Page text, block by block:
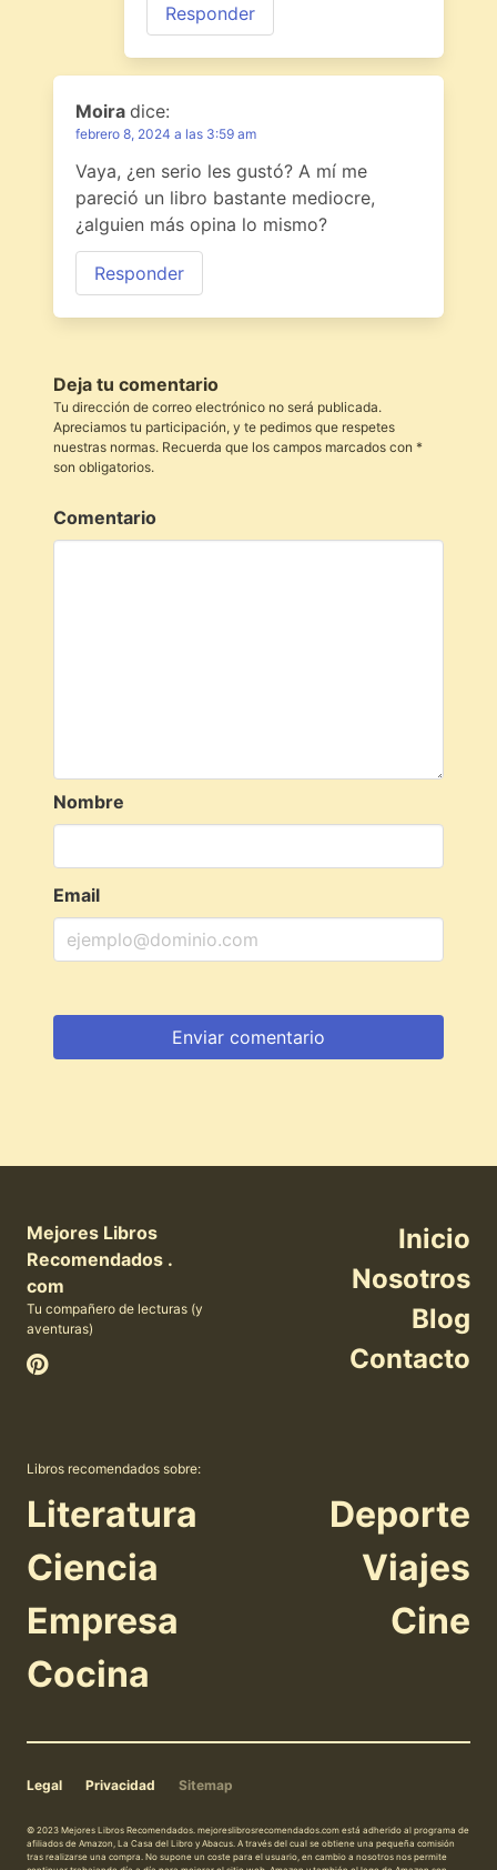
Responder
Moira dice:
febrero 8, 2024 a las 3:59 am
Vaya, ¿en serio les gustó? A mí me
pareció un libro bastante mediocre,
¿alguien más opina lo mismo?
Responder
Deja tu comentario
Tu dirección de correo electrónico no será publicada.
Apreciamos tu participación, y te pedimos que respetes
nuestras normas. Recuerda que los campos marcados con *
son obligatorios.
Comentario
Nombre
Email
Mejores Libros
Recomendados .
com
Tu compañero de lecturas (y
aventuras)
Inicio
Nosotros
Blog
Contacto
Libros recomendados sobre:
Literatura
Ciencia
Empresa
Cocina
Deporte
Viajes
Cine
Legal Privacidad Sitemap
© 2023 Mejores Libros Recomendados. mejoreslibrosrecomendados.com está adherido al programa de
afiliados de Amazon, La Casa del Libro y Abacus. A través del cual se obtiene una pequeña comisión
tras realizarse una compra. No supone un coste para el usuario, en cambio a nosotros nos permite